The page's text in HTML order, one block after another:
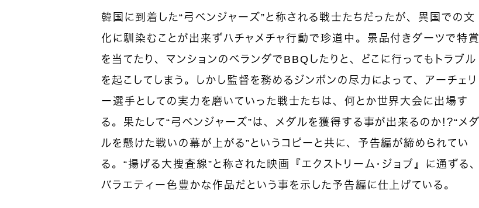
韓国に到着した“弓ベンジャーズ”と称される戦士たちだったが、異国での文
化に馴染むことが出来ずハチャメチャ行動で珍道中。景品付きダーツで特賞
を当てたり、マンションのベランダでBBQしたりと、どこに行ってもトラブル
を起こしてしまう。しかし監督を務めるジンボンの尽力によって、アーチェリ
ー選手としての実力を磨いていった戦士たちは、何とか世界大会に出場す
る。果たして“弓ベンジャーズ”は、メダルを獲得する事が出来るのか！？“メダ
ルを懸けた戦いの幕が上がる”というコピーと共に、予告編が締められてい
る。“揚げる大捜査線”と称された映画『エクストリーム・ジョブ』に通ずる、
バラエティー色豊かな作品だという事を示した予告編に仕上げている。